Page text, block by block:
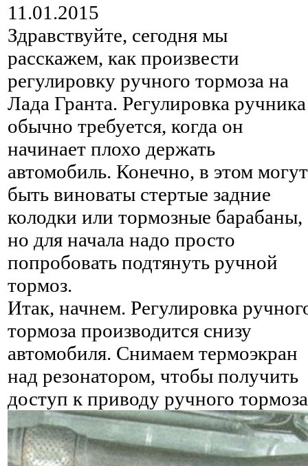
11.01.2015
Здравствуйте, сегодня мы
расскажем, как произвести
регулировку ручного тормоза на
Лада Гранта. Регулировка ручника
обычно требуется, когда он
начинает плохо держать
автомобиль. Конечно, в этом могут
быть виноваты стертые задние
колодки или тормозные барабаны,
но для начала надо просто
попробовать подтянуть ручной
тормоз.
Итак, начнем. Регулировка
тормоза производится снизу
автомобиля. Снимаем термоэкран
над резонатором, чтобы получить
доступ к приводу ручного тормоза